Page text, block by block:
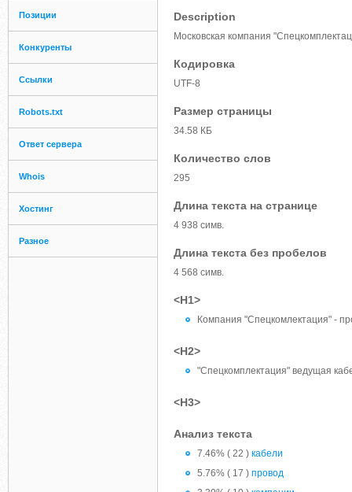
Позиции
Конкуренты
Ссылки
Robots.txt
Ответ сервера
Whois
Хостинг
Разное
Description
Московская компания
Кодировка
UTF-8
Размер страницы
34.58 КБ
Количество слов
295
Длина текста на странице
4 938 симв.
Длина текста без пробелов
4 568 симв.
<H1>
Компания "Спецкомлектация" -
<H2>
"Спецкомплектация" ведущая
<H3>
Анализ текста
7.46% ( 22 ) кабели
5.76% ( 17 ) провод